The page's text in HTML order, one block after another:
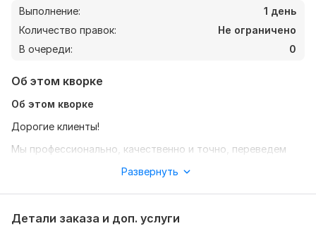
Выполнение:
1 день
Количество правок:
Не ограничено
В очереди:
0
Об этом кворке
Об этом кворке
Дорогие клиенты!
Мы профессионально, качественно и точно, переведем
Развернуть
Детали заказа и доп. услуги